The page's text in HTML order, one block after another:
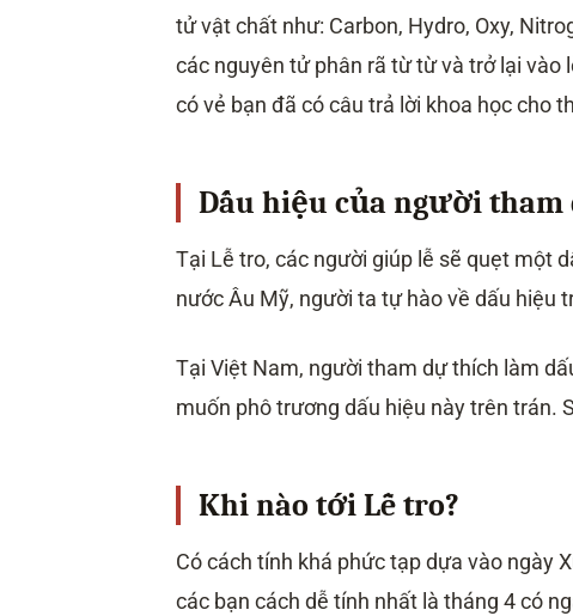
tử vật chất như: Carbon, Hydro, Oxy,
các nguyên tử phân rã từ từ và trở lại
có vẻ bạn đã có câu trả lời khoa học cho
Dấu hiệu của người tham
Tại Lễ tro, các người giúp lễ sẽ quẹt một
nước Âu Mỹ, người ta tự hào về dấu hiệu
Tại Việt Nam, người tham dự thích làm
muốn phô trương dấu hiệu này trên trán.
Khi nào tới Lễ tro?
Có cách tính khá phức tạp dựa vào ngày
các bạn cách dễ tính nhất là tháng 4 có